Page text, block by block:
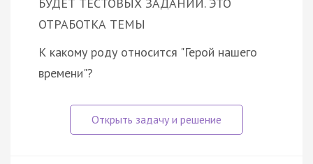
ОТРАБОТКА ТЕМЫ
К какому роду относится "Герой нашего
времени"?